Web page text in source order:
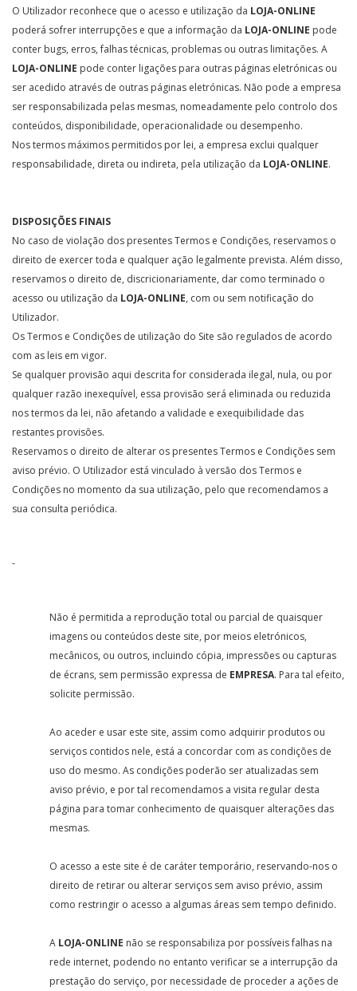
O Utilizador reconhece que o acesso e utilização da LOJA-ONLINE
poderá sofrer interrupções e que a informação da LOJA-ONLINE pode
conter bugs, erros, falhas técnicas, problemas ou outras limitações. A
LOJA-ONLINE pode conter ligações para outras páginas eletrónicas ou
ser acedido através de outras páginas eletrónicas. Não pode a empresa
ser responsabilizada pelas mesmas, nomeadamente pelo controlo dos
conteúdos, disponibilidade, operacionalidade ou desempenho.
Nos termos máximos permitidos por lei, a empresa exclui qualquer
responsabilidade, direta ou indireta, pela utilização da LOJA-ONLINE.
DISPOSIÇÕES FINAIS
No caso de violação dos presentes Termos e Condições, reservamos o
direito de exercer toda e qualquer ação legalmente prevista. Além disso,
reservamos o direito de, discricionariamente, dar como terminado o
acesso ou utilização da LOJA-ONLINE, com ou sem notificação do
Utilizador.
Os Termos e Condições de utilização do Site são regulados de acordo
com as leis em vigor.
Se qualquer provisão aqui descrita for considerada ilegal, nula, ou por
qualquer razão inexequível, essa provisão será eliminada ou reduzida
nos termos da lei, não afetando a validade e exequibilidade das
restantes provisões.
Reservamos o direito de alterar os presentes Termos e Condições sem
aviso prévio. O Utilizador está vinculado à versão dos Termos e
Condições no momento da sua utilização, pelo que recomendamos a
sua consulta periódica.
-
Não é permitida a reprodução total ou parcial de quaisquer
imagens ou conteúdos deste site, por meios eletrónicos,
mecânicos, ou outros, incluindo cópia, impressões ou capturas
de écrans, sem permissão expressa de EMPRESA. Para tal efeito,
solicite permissão.
Ao aceder e usar este site, assim como adquirir produtos ou
serviços contidos nele, está a concordar com as condições de
uso do mesmo. As condições poderão ser atualizadas sem
aviso prévio, e por tal recomendamos a visita regular desta
página para tomar conhecimento de quaisquer alterações das
mesmas.
O acesso a este site é de caráter temporário, reservando-nos o
direito de retirar ou alterar serviços sem aviso prévio, assim
como restringir o acesso a algumas áreas sem tempo definido.
A LOJA-ONLINE não se responsabiliza por possíveis falhas na
rede internet, podendo no entanto verificar se a interrupção da
prestação do serviço, por necessidade de proceder a ações de